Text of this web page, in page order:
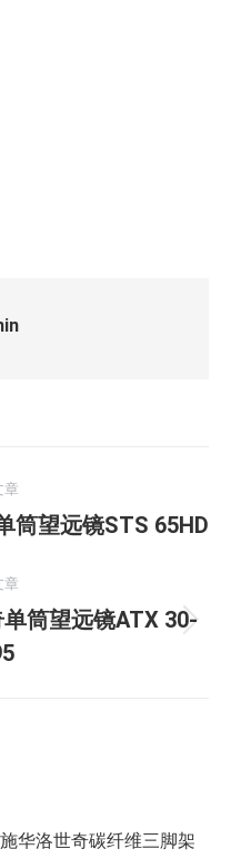
章
筒望远镜STS 65HD
章
筒望远镜ATX 30-
华洛世奇碳纤维三脚架